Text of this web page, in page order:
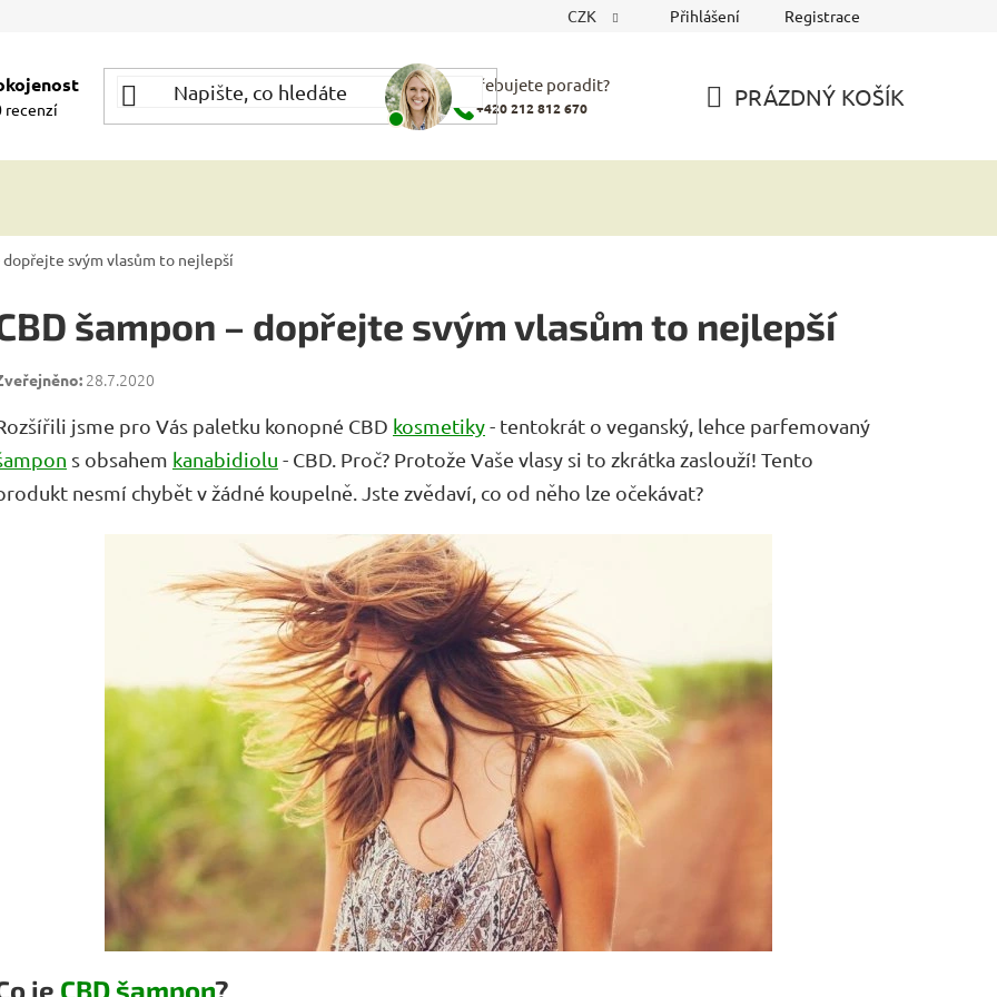
CZK Přihlášení Registrace
recenzí
Potřebujete poradit?
+420 212 812 670 PRÁZDNÝ KOŠÍK
dopřejte svým vlasům to nejlepší
šampon – dopřejte svým vlasům to nejlepší
28.7.2020
jsme pro Vás paletku konopné CBD kosmetiky- tentokrát o veganský, lehce parfemovaný
s obsahem kanabidiolu - CBD. Proč? Protože Vaše vlasy si to zkrátka zaslouží! Tento
nesmí chybět v žádné koupelně. Jste zvědaví, co od něho lze očekávat?
je CBD šampon?